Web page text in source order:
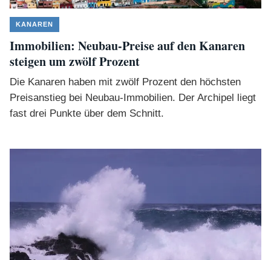
KANAREN
Immobilien: Neubau-Preise auf den Kanaren
steigen um zwölf Prozent
Die Kanaren haben mit zwölf Prozent den höchsten
Preisanstieg bei Neubau-Immobilien. Der Archipel liegt
fast drei Punkte über dem Schnitt.